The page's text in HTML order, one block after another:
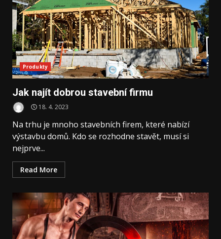
Produkty
Jak najít dobrou stavební firmu
18. 4. 2023
Na trhu je mnoho stavebních firem, které nabízí
výstavbu domů. Kdo se rozhodne stavět, musí si
nejprve...
Read More